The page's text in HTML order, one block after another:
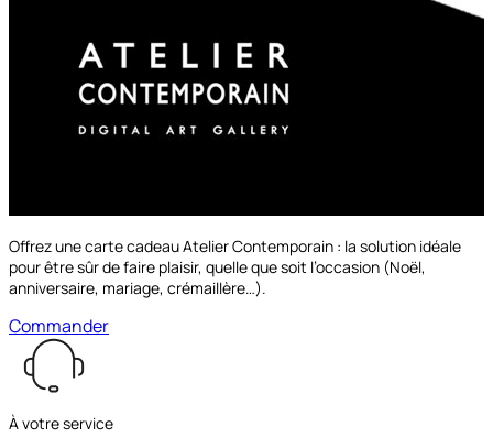
Offrez une carte cadeau Atelier Contemporain : la solution idéale
pour être sûr de faire plaisir, quelle que soit l’occasion (Noël,
anniversaire, mariage, crémaillère…).
Commander
À votre service